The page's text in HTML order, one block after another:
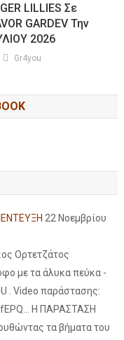
LILLIES Σε
GARDEV Την
2026
Gr4you
22 Νοεμβρίου
Ορτετζάτος
με τα άλυκα πεύκα -
. Video παράστασης:
Η ΠΑΡΑΣΤΑΣΗ
τα βήματα του